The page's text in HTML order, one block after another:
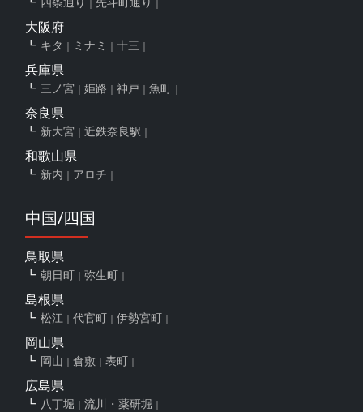
大阪府
キタ ミナミ 十三
兵庫県
三ノ宮 姫路 神戸 魚町
奈良県
新大宮 近鉄奈良駅
和歌山県
新内 アロチ
中国/四国
鳥取県
朝日町 弥生町
島根県
松江 代官町 伊勢宮町
岡山県
岡山 倉敷 表町
広島県
八丁堀 流川・薬研堀